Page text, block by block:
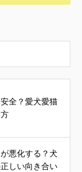
全？愛犬愛猫
悪化する？犬
しい向き合い